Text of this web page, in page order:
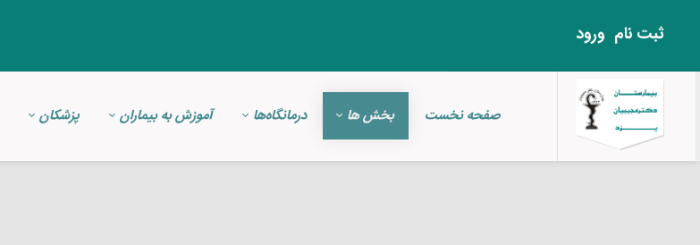
ثبت‌ نام ورود
صفحه نخست بخش ها درمانگاه‌ها آموزش به بیماران پزشکان